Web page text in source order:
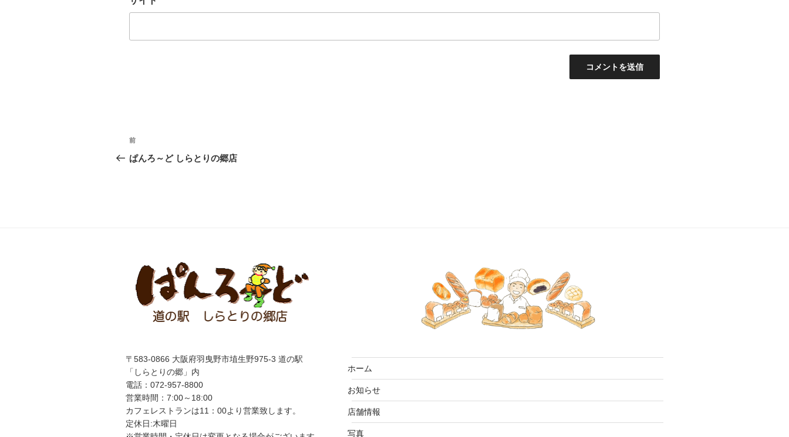
投
稿
シ
ョ
ン
前
の
前
ぱんろ～ど しらとりの郷店
〒583-0866 大阪府羽曳野市埴生野975-3 道の駅
「しらとりの郷」内
電話：072-957-8800
営業時間：7:00～18:00
カフェレストランは11 ： 00より営業致します。
定休日:木曜日
ホーム
お知らせ
店舗情報
写真